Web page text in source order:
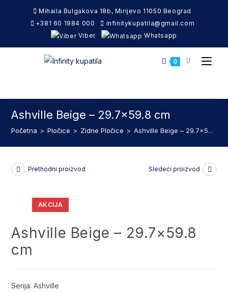
Mihaila Bulgakova 18b, Mirijevo 11050 Beograd
+381 60 1984 000
infinitykupatila@gmail.com
Viber
Whatsapp
0
Ashville Beige – 29.7×59.8 cm
Početna > Pločice > Zidne Pločice > Ashville Beige – 29.7×59.8 cm
AKCIJA
Prethodni proizvod Sledeći proizvod
Ashville Beige – 29.7×59.8
cm
Serija: Ashville